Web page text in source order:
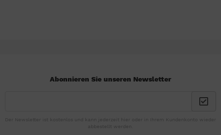
Abonnieren Sie unseren Newsletter
Der Newsletter ist kostenlos und kann jederzeit hier oder in Ihrem Kundenkonto wieder
abbestellt werden.